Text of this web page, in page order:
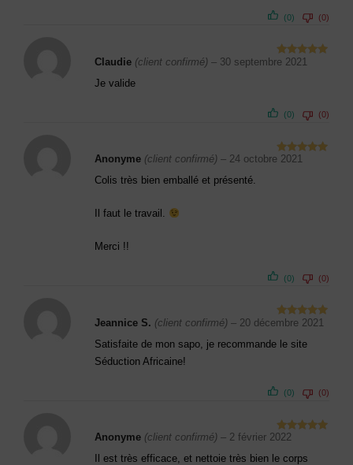
(0) (0)
Note5sur
Claudie (client confirmé) – 30 septembre 2021
Je valide
(0) (0)
Note5
Anonyme (client confirmé) – 24 octobre 2021
Colis très bien emballé et présenté.
Il faut le travail.
Merci !!
(0) (0)
Note 5sur
5
Jeannice S. (client confirmé) – 20 décembre 2021
Satisfaite de mon sapo, je recommande le site
Séduction Africaine!
(0) (0)
Note
5
Anonyme (client confirmé) – 2 février 2022
Il est très efficace, et nettoie très bien le corps